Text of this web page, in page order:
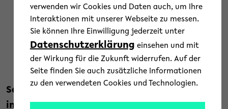
Ausstellung zu 45 Jahre
Verfasste Studierendenschaft
28. November 2019
Text: Ann-Christin Kühn
Seit dem 13. November ist in der Unihalle und
im UniQ die Ausstellung „45 Jahre Verfasste
verwenden wir Cookies und Daten auch, um Ihre
Interaktionen mit unserer Webseite zu messen.
Sie können Ihre Einwilligung jederzeit unter
Datenschutzerklärung einsehen und mit
der Wirkung für die Zukunft widerrufen. Auf der
Seite finden Sie auch zusätzliche Informationen
zu den verwendeten Cookies und Technologien.